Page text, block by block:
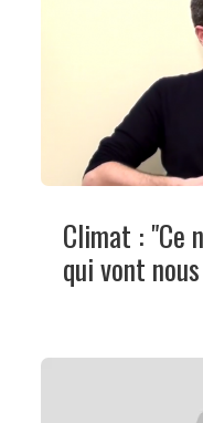
Climat : "Ce
qui vont